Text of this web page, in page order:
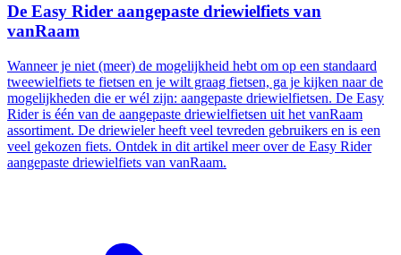
De Easy Rider aangepaste driewielfiets van
vanRaam
Wanneer je niet (meer) de mogelijkheid hebt om op een standaard
tweewielfiets te fietsen en je wilt graag fietsen, ga je kijken naar de
mogelijkheden die er wél zijn: aangepaste driewielfietsen. De Easy
Rider is één van de aangepaste driewielfietsen uit het vanRaam
assortiment. De driewieler heeft veel tevreden gebruikers en is een
veel gekozen fiets. Ontdek in dit artikel meer over de Easy Rider
aangepaste driewielfiets van vanRaam.